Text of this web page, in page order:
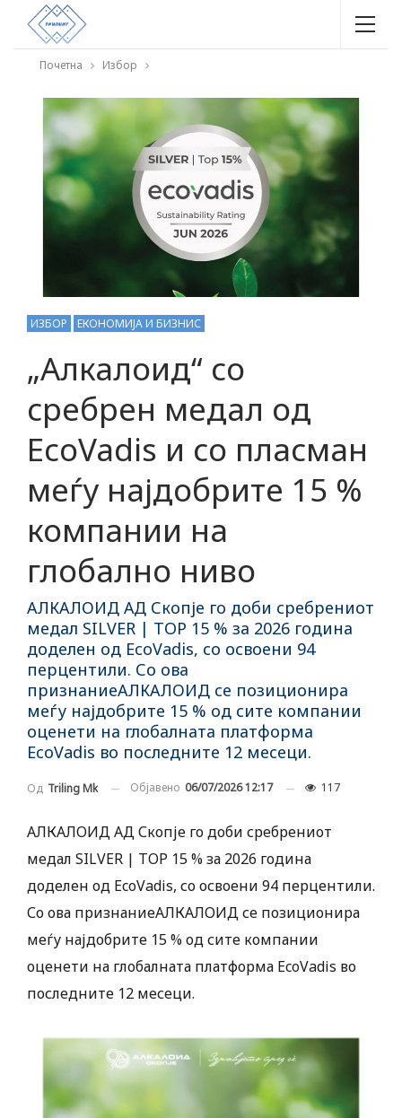
Почетна Избор
ИЗБОР ЕКОНОМИЈА И БИЗНИС
„Алкалоид“ со
сребрен медал од
EcoVadis и со пласман
меѓу најдобрите 15 %
компании на
глобално ниво
АЛКАЛОИД АД Скопје го доби сребрениот
медал SILVER | TOP 15 % за 2026 година
доделен од EcoVadis, со освоени 94
перцентили. Со ова
признаниеАЛКАЛОИД се позиционира
меѓу најдобрите 15 % од сите компании
оценети на глобалната платформа
EcoVadis во последните 12 месеци.
Од Triling Mk Објавено 06/07/2026 12:17 117
АЛКАЛОИД АД Скопје го доби сребрениот
медал SILVER | TOP 15 % за 2026 година
доделен од EcoVadis, со освоени 94 перцентили.
Со ова признаниеАЛКАЛОИД се позиционира
меѓу најдобрите 15 % од сите компании
оценети на глобалната платформа EcoVadis во
последните 12 месеци.